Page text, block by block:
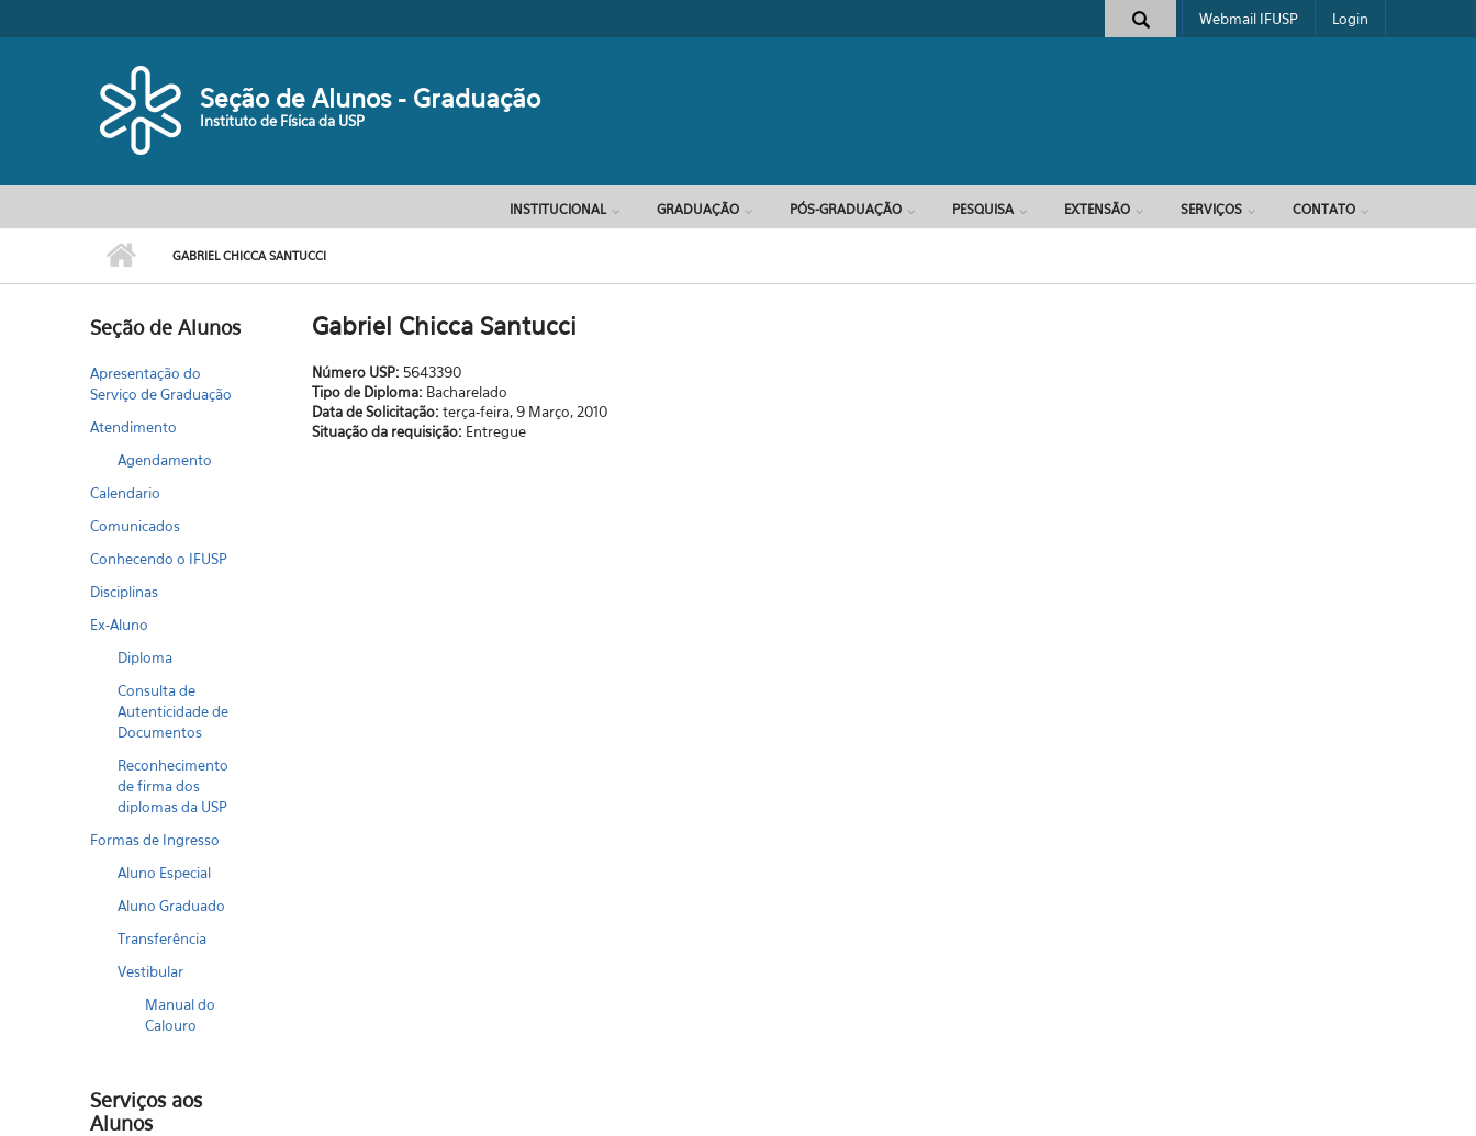
Formulário de busca
Webmail IFUSP Login
Seção de Alunos - Graduação
Instituto de Física da USP
INSTITUCIONAL GRADUAÇÃO PÓS-GRADUAÇÃO PESQUISA EXTENSÃO SERVIÇOS CONTATO
GABRIEL CHICCA SANTUCCI
Seção de Alunos
Apresentação do
Serviço de Graduação
Atendimento
Agendamento
Calendario
Comunicados
Conhecendo o IFUSP
Disciplinas
Ex-Aluno
Diploma
Consulta de
Autenticidade de
Documentos
Reconhecimento
de firma dos
diplomas da USP
Formas de Ingresso
Aluno Especial
Aluno Graduado
Transferência
Vestibular
Manual do
Calouro
Serviços aos
Alunos
Gabriel Chicca Santucci
Número USP: 5643390
Tipo de Diploma: Bacharelado
Data de Solicitação: terça-feira, 9 Março, 2010
Situação da requisição: Entregue